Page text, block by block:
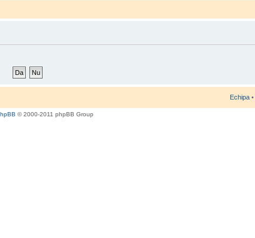
Echipa •
© 2000-2011 phpBB Group